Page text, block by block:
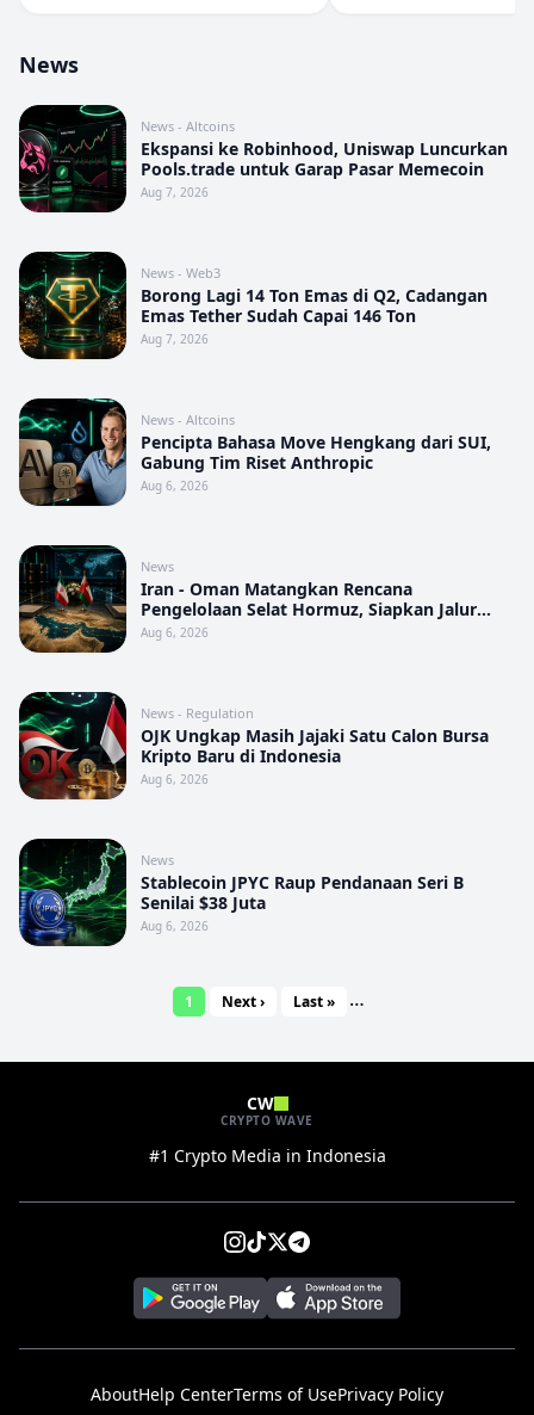
News
News - Altcoins
Ekspansi ke Robinhood, Uniswap Luncurkan
Pools.trade untuk Garap Pasar Memecoin
Aug 7, 2026
News - Web3
Borong Lagi 14 Ton Emas di Q2, Cadangan
Emas Tether Sudah Capai 146 Ton
Aug 7, 2026
News - Altcoins
Pencipta Bahasa Move Hengkang dari SUI,
Gabung Tim Riset Anthropic
Aug 6, 2026
News
Iran - Oman Matangkan Rencana
Pengelolaan Selat Hormuz, Siapkan Jalur
Khusus dan Denda 20%
Aug 6, 2026
News - Regulation
OJK Ungkap Masih Jajaki Satu Calon Bursa
Kripto Baru di Indonesia
Aug 6, 2026
News
Stablecoin JPYC Raup Pendanaan Seri B
Senilai $38 Juta
Aug 6, 2026
1 …
Next › Last »
CW
CRYPTO WAVE
#1 Crypto Media in Indonesia
AboutHelp CenterTerms of UsePrivacy Policy